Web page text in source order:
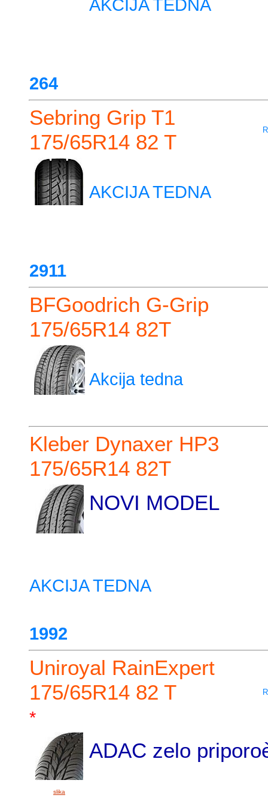
AKCIJA TEDNA
264
Sebring Grip T1
175/65R14 82 T
AKCIJA TEDNA
2911
BFGoodrich G-Grip
175/65R14 82T
Akcija tedna
Kleber Dynaxer HP3
175/65R14 82T
NOVI MODEL
AKCIJA TEDNA
1992
Uniroyal RainExpert
175/65R14 82 T
*
slika
ADAC zelo